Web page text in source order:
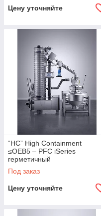
Цену уточняйте
“HC” High Containment
≤OEB5 – PFC iSeries
герметичный
обеспыливатель таблеток и
капсул. Полимерные
Под заказ
Цену уточняйте